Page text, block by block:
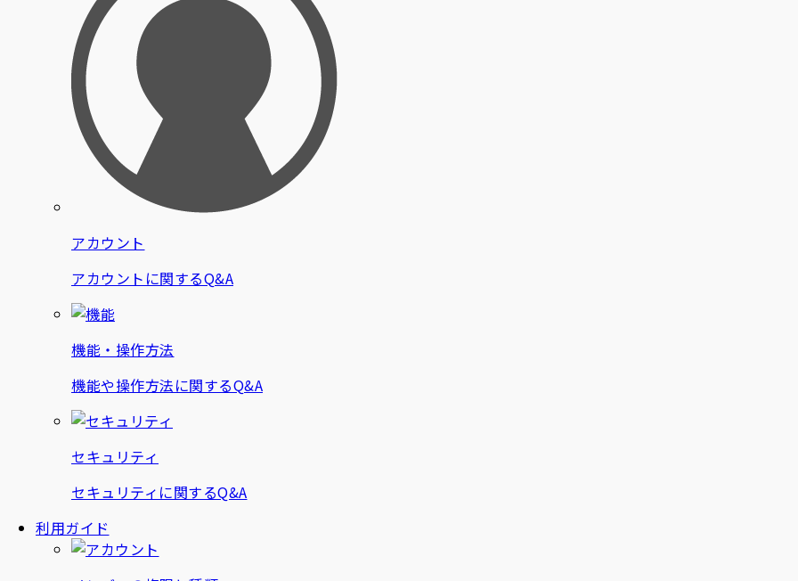
アカウント
アカウントに関するQ&A
機能・操作方法
機能や操作方法に関するQ&A
セキュリティ
セキュリティに関するQ&A
利用ガイド